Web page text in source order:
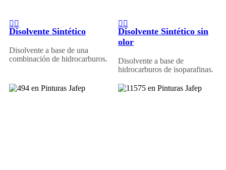
Disolvente Sintético
Disolvente a base de una
combinación de hidrocarburos.
Disolvente Sintético sin
olor
Disolvente a base de
hidrocarburos de isoparafinas.